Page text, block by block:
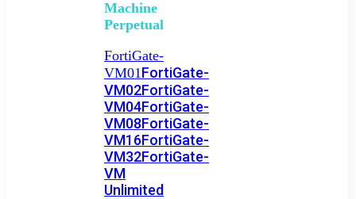
Machine
Perpetual
FortiGate-
VM01FortiGate-
VM02FortiGate-
VM04FortiGate-
VM08FortiGate-
VM16FortiGate-
VM32FortiGate-
VM
Unlimited